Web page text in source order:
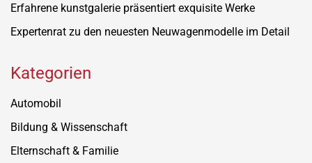
Erfahrene kunstgalerie präsentiert exquisite Werke
Expertenrat zu den neuesten Neuwagenmodelle im Detail
Kategorien
Automobil
Bildung & Wissenschaft
Elternschaft & Familie